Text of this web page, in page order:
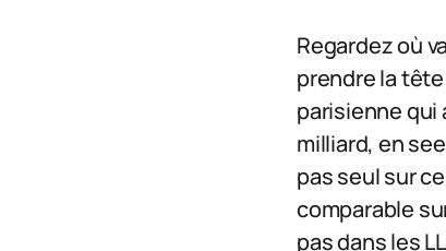
Regardez où
prendre la tête
parisienne qui
milliard, en
pas seul sur
comparable
pas dans les